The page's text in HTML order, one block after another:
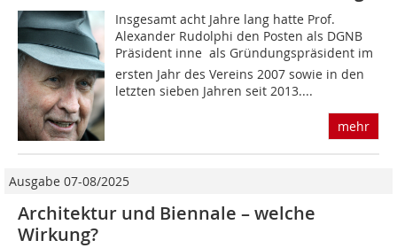
Insgesamt acht Jahre lang hatte Prof.
Alexander Rudolphi den Posten als DGNB
Präsident inne  als Gründungspräsident im
ersten Jahr des Vereins 2007 sowie in den
letzten sieben Jahren seit 2013....
mehr
Ausgabe 07-08/2025
Architektur und Biennale – welche
Wirkung?